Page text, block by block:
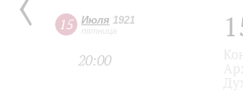
15 Июля 1921
пятница
20:00